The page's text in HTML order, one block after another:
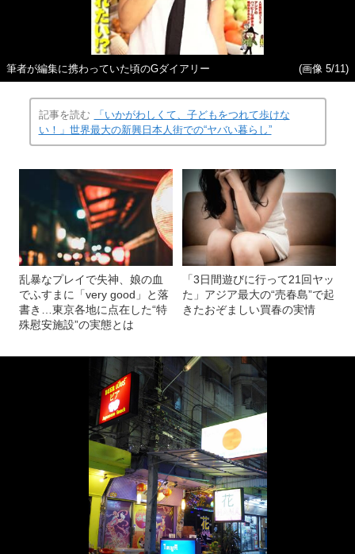
筆者が編集に携わっていた頃のGダイアリー (画像 5/11)
記事を読む
「いかがわしくて、子どもをつれて歩けな
い！」世界最大の新興日本人街での“ヤバい暮らし”
乱暴なプレイで失神、娘の血
でふすまに「very good」と落
書き…東京各地に点在した“特
殊慰安施設”の実態とは
「3日間遊びに行って21回ヤッ
た」アジア最大の“売春島”で起
きたおぞましい買春の実情